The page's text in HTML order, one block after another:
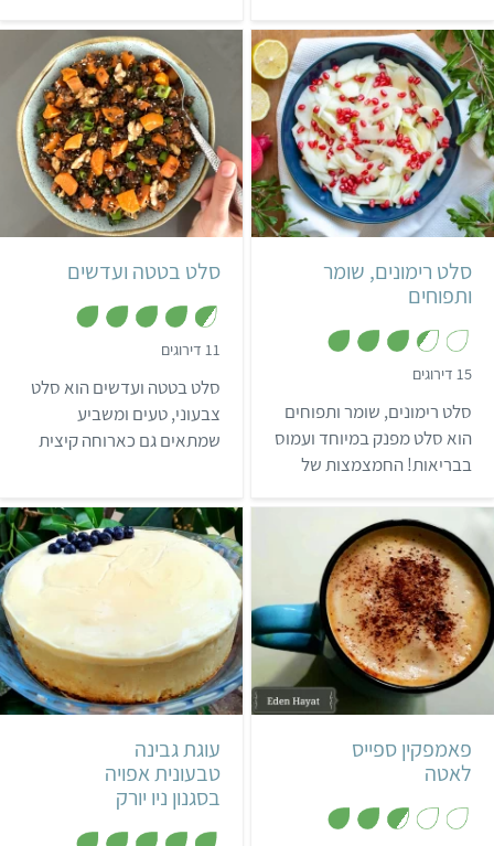
מ
ו
ד
2
9
טעימה בטירוף שתרשים את
כל אורחי השולחן ותשתלב
נהדר בכל סעודת חג.
קל 30 דקות
6 מנות ישראלי
סלט רימונים, שומר
ותפוחים
15 דירוגים
.
4
מ
ת
ו
סלט רימונים, שומר ותפוחים
הוא סלט מפנק במיוחד ועמוס
בבריאות! החמצמצות של
עם מתיקות התפוח, וטעם
האניס של השומר מוסיף
לסלט ארומה מופלאה.
קל שעה 4 מנות
סלט בטטה ועדשים
11 דירוגים
.
5
מ
ת
ו
סלט בטטה ועדשים הוא סלט
צבעוני, טעים ומשביע
שמתאים גם כארוחה קיצית
ורכים, מלוחים ומתוקים
מבטיח שלא יהיה ביס אחד
קל אמריקאי
פאמפקין ספייס
לאטה
קשה
ס"מ
אמריקאי
עוגת גבינה
טבעונית אפויה
בסגנון ניו יורק